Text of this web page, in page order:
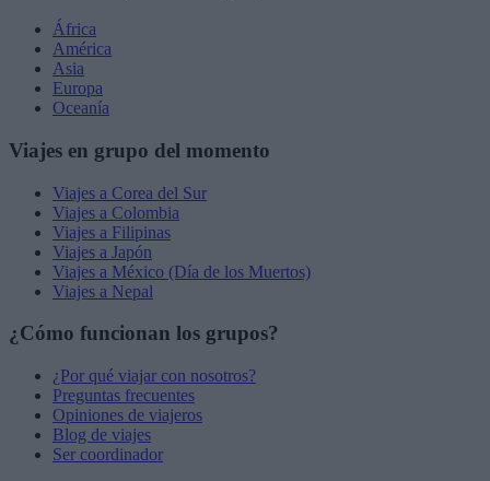
África
América
Asia
Europa
Oceanía
Viajes en grupo del momento
Viajes a Corea del Sur
Viajes a Colombia
Viajes a Filipinas
Viajes a Japón
Viajes a México (Día de los Muertos)
Viajes a Nepal
¿Cómo funcionan los grupos?
¿Por qué viajar con nosotros?
Preguntas frecuentes
Opiniones de viajeros
Blog de viajes
Ser coordinador